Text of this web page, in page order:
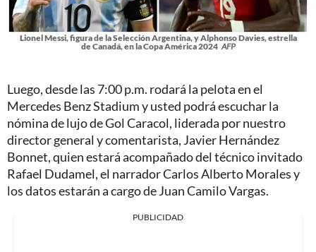
Lionel Messi, figura de la Selección Argentina, y Alphonso Davies, estrella
de Canadá, en la Copa América 2024 AFP
Luego, desde las 7:00 p.m. rodará la pelota en el
Mercedes Benz Stadium y usted podrá escuchar la
nómina de lujo de Gol Caracol, liderada por nuestro
director general y comentarista, Javier Hernández
Bonnet, quien estará acompañado del técnico invitado
Rafael Dudamel, el narrador Carlos Alberto Morales y
los datos estarán a cargo de Juan Camilo Vargas.
PUBLICIDAD